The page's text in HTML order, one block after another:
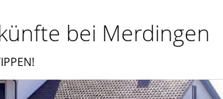
bei Merdingen